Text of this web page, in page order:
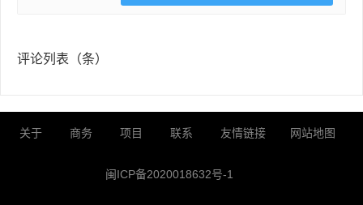
评论列表（条）
关于 商务 项目 联系 友情链接 网站地图
闽ICP备2020018632号-1